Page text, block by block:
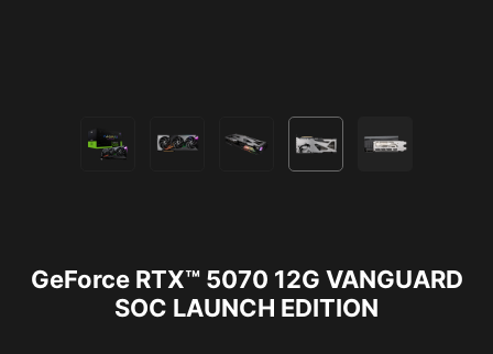
GeForce RTX™ 5070 12G VANGUARD
SOC LAUNCH EDITION